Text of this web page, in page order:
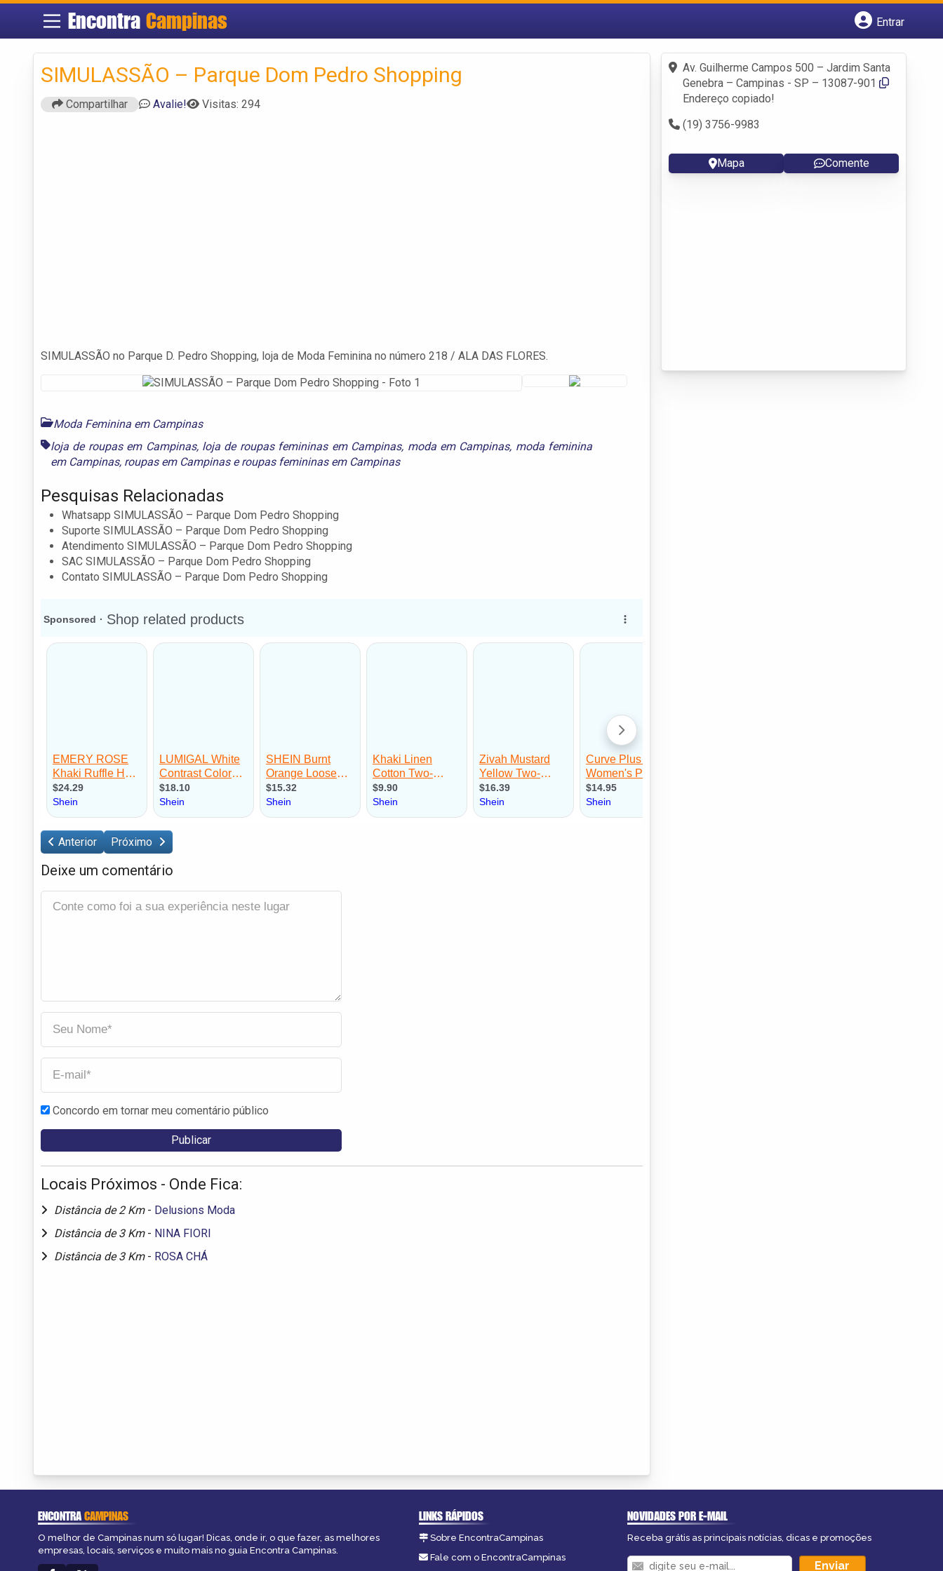
EncontraCampinas
Entrar
Fazer login
Criar conta
SIMULASSÃO – Parque Dom Pedro Shopping
Compartilhar Avalie! Visitas: 294
SIMULASSÃO no Parque D. Pedro Shopping, loja de Moda Feminina no número 218 / ALA DAS FLORES.
Moda Feminina em Campinas
loja de roupas em Campinas, loja de roupas femininas em Campinas, moda em Campinas, moda feminina
em Campinas, roupas em Campinaseroupas femininas em Campinas
Pesquisas Relacionadas
Whatsapp SIMULASSÃO – Parque Dom Pedro Shopping
Suporte SIMULASSÃO – Parque Dom Pedro Shopping
Atendimento SIMULASSÃO – Parque Dom Pedro Shopping
SAC SIMULASSÃO – Parque Dom Pedro Shopping
Contato SIMULASSÃO – Parque Dom Pedro Shopping
Anterior Próximo
Deixe um comentário
Concordo em tornar meu comentário público
Locais Próximos - Onde Fica:
Distância de 2 Km - Delusions Moda
Distância de 3 Km - NINA FIORI
Distância de 3 Km - ROSA CHÁ
Av. Guilherme Campos 500 – Jardim Santa
Genebra – Campinas - SP – 13087-901
Endereço copiado!
(19) 3756-9983
Mapa Comente
ENCONTRACAMPINAS
O melhor de Campinas num só lugar! Dicas, onde ir, o que fazer, as melhores
empresas, locais, serviços e muito mais no guia Encontra Campinas.
LINKS RÁPIDOS
Sobre EncontraCampinas
Fale com o EncontraCampinas
NOVIDADES POR E-MAIL
Receba grátis as principais notícias, dicas e promoções